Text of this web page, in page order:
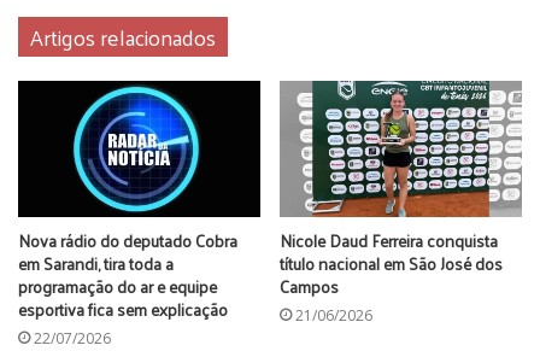
telão transmissão jogos copa do mundo
Artigos relacionados
Nova rádio do deputado Cobra
em Sarandi, tira toda a
programação do ar e equipe
esportiva fica sem explicação
22/07/2026
Nicole Daud Ferreira conquista
título nacional em São José dos
Campos
21/06/2026